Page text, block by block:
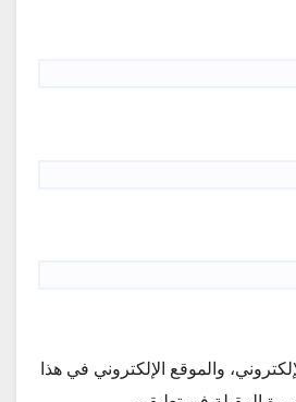
والموقع الإلكتروني في هذا